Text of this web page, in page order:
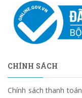
CHÍNH SÁCH
Chính sách thanh toán